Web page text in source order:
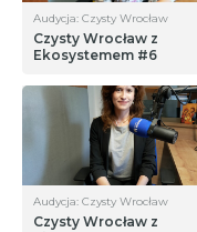
Audycja: Czysty Wrocław
Czysty Wrocław z
Ekosystemem #6
Audycja: Czysty Wrocław
Czysty Wrocław z